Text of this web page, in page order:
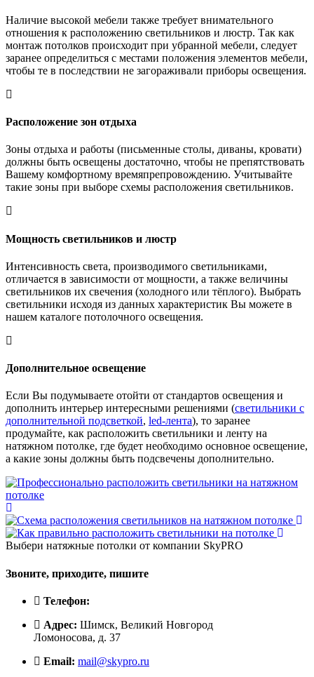
Наличие высокой мебели также требует внимательного
отношения к расположению светильников и люстр. Так как
монтаж потолков происходит при убранной мебели, следует
заранее определиться с местами положения элементов мебели,
чтобы те в последствии не загораживали приборы освещения.
Расположение зон отдыха
Зоны отдыха и работы (письменные столы, диваны, кровати)
должны быть освещены достаточно, чтобы не препятствовать
Вашему комфортному времяпрепровождению. Учитывайте
такие зоны при выборе схемы расположения светильников.
Мощность светильников и люстр
Интенсивность света, производимого светильниками,
отличается в зависимости от мощности, а также величины
светильников их свечения (холодного или тёплого). Выбрать
светильники исходя из данных характеристик Вы можете в
нашем каталоге потолочного освещения.
Дополнительное освещение
Если Вы подумываете отойти от стандартов освещения и
дополнить интерьер интересными решениями (светильники с
дополнительной подсветкой, led-лента), то заранее
продумайте, как расположить светильники и ленту на
натяжном потолке, где будет необходимо основное освещение,
а какие зоны должны быть подсвечены дополнительно.
Выбери натяжные потолки от компании SkyPRO
Звоните, приходите, пишите
Телефон:
Адрес: Шимск, Великий Новгород
Ломоносова, д. 37
Email: mail@skypro.ru